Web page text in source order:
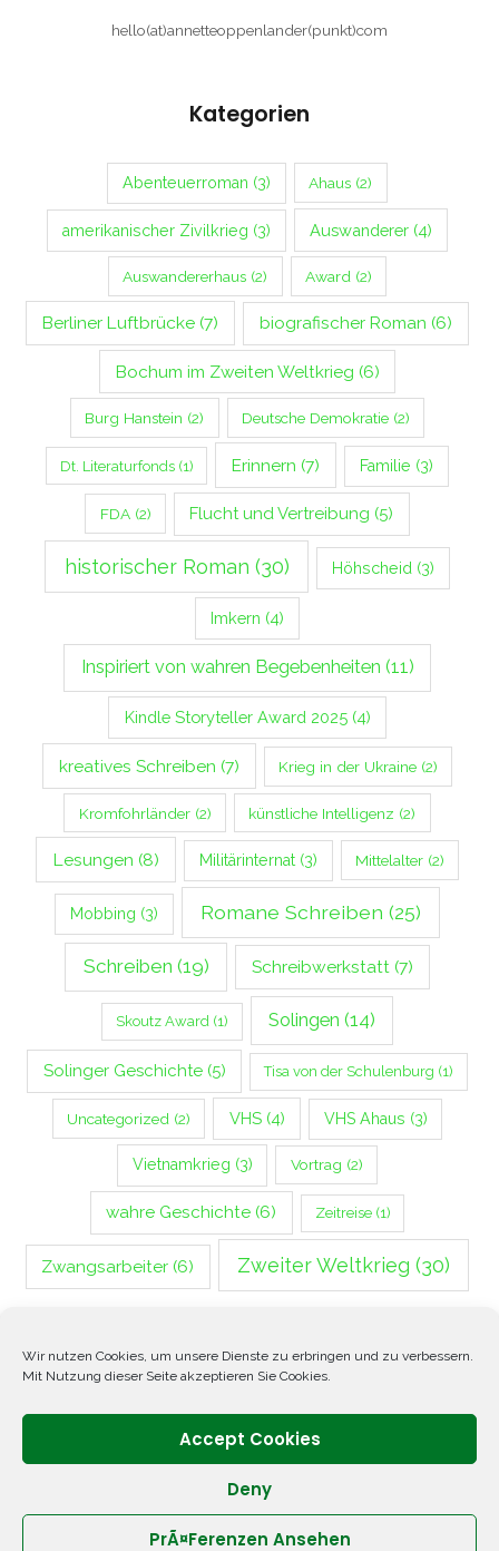
Wir nutzen Cookies, um unsere Dienste zu erbringen und zu verbessern.
Mit Nutzung dieser Seite akzeptieren Sie Cookies.
Accept Cookies
Deny
PrÃ¤ferenzen Ansehen
hello(at)annetteoppenlander(punkt)com
Kategorien
Abenteuerroman (3) Ahaus (2)
amerikanischer Zivilkrieg (3) Auswanderer(4)
Auswandererhaus (2) Award (2)
Berliner Luftbrücke (7) biografischer Roman (6)
Bochum im Zweiten Weltkrieg (6)
Burg Hanstein (2) Deutsche Demokratie(2)
Dt. Literaturfonds(1) Erinnern (7) Familie (3)
FDA(2) Flucht und Vertreibung (5)
historischer Roman (30) Höhscheid (3)
Imkern (4)
Inspiriert von wahren Begebenheiten (11)
Kindle Storyteller Award 2025(4)
kreatives Schreiben (7) Krieg in der Ukraine(2)
Kromfohrländer(2) künstliche Intelligenz (2)
Lesungen (8) Militärinternat(3) Mittelalter(2)
Mobbing (3) Romane Schreiben (25)
Schreiben (19) Schreibwerkstatt(7)
Skoutz Award(1) Solingen (14)
Solinger Geschichte(5) Tisa von der Schulenburg (1)
Uncategorized (2) VHS(4) VHS Ahaus (3)
Vietnamkrieg (3) Vortrag (2)
wahre Geschichte (6) Zeitreise(1)
Zwangsarbeiter (6) Zweiter Weltkrieg (30)
Folgen Sie mir
Copyright © 2026 ANNETTE OPPENLANDER